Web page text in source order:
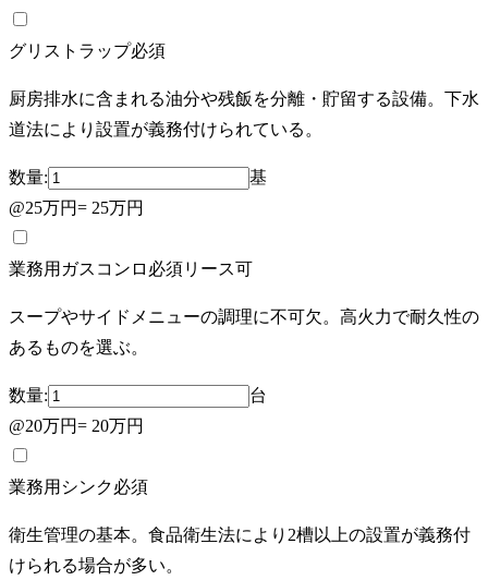
グリストラップ必須
厨房排水に含まれる油分や残飯を分離・貯留する設備。下水
道法により設置が義務付けられている。
数量:
基
@25万円= 25万円
業務用ガスコンロ 必須リース可
スープやサイドメニューの調理に不可欠。高火力で耐久性の
あるものを選ぶ。
数量:
台
@20万円= 20万円
業務用シンク必須
衛生管理の基本。食品衛生法により2槽以上の設置が義務付
けられる場合が多い。